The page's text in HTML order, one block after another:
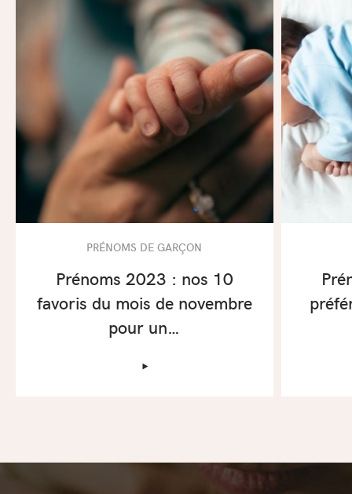
PRÉNOMS DE GARÇON
Prénoms 2023 : nos 10
favoris du mois de novembre
pour un…
‣